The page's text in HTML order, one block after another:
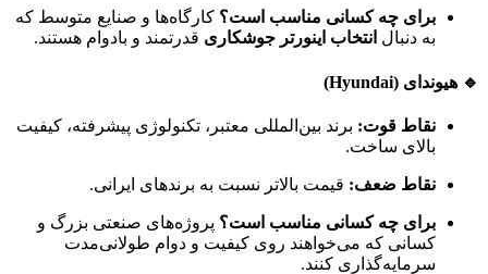
برای چه کسانی مناسب است؟ کارگاه‌ها و صنایع متوسط که
به دنبال انتخاب اینورتر جوشکاری قدرتمند و بادوام هستند.
🔹 هیوندای (Hyundai)
نقاط قوت: برند بین‌المللی معتبر، تکنولوژی پیشرفته، کیفیت
بالای ساخت.
نقاط ضعف: قیمت بالاتر نسبت به برندهای ایرانی.
برای چه کسانی مناسب است؟ پروژه‌های صنعتی بزرگ و
کسانی که می‌خواهند روی کیفیت و دوام طولانی‌مدت
سرمایه‌گذاری کنند.